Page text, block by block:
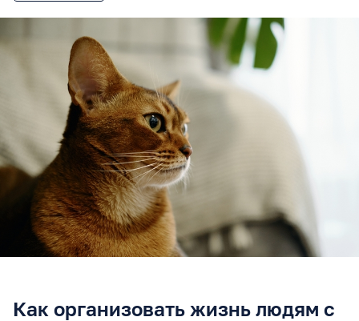
пару дней — привык.
Хвалим вкусняшками за
лоток! Через неделю
отучили полностью —
теперь только в лоток,
спит с нами чистенький!
Если ваша кошка гадит
на кровать, сначала
здоровье + лоток, потом
стресс. Работает для
котят и взрослых. Кто
пробовал — пишите в
комменты!"
Как организовать жизнь людям с